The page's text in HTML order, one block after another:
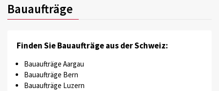
Bauaufträge
Finden Sie Bauaufträge aus der Schweiz:
Bauaufträge Aargau
Bauaufträge Bern
Bauaufträge Luzern